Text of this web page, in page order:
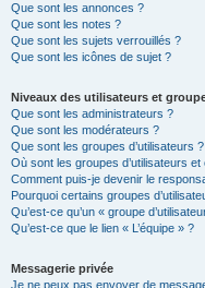
Que sont les annonces ?
Que sont les notes ?
Que sont les sujets verrouillés ?
Que sont les icônes de sujet ?
Niveaux des utilisateurs et
Que sont les administrateurs ?
Que sont les modérateurs ?
Que sont les groupes d’utilisateurs ?
Où sont les groupes d’utilisateurs
Comment puis-je devenir le
Pourquoi certains groupes
Qu’est-ce qu’un « groupe
Qu’est-ce que le lien « L’équipe » ?
Messagerie privée
Je ne peux pas envoyer de